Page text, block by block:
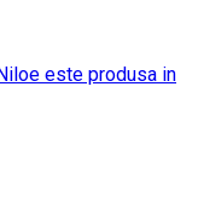
este produsa in